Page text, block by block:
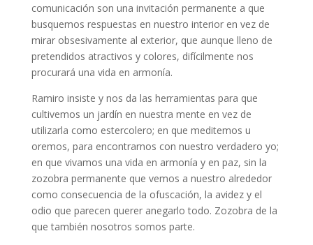
comunicación son una invitación permanente a que
busquemos respuestas en nuestro interior en vez de
mirar obsesivamente al exterior, que aunque lleno de
pretendidos atractivos y colores, difícilmente nos
procurará una vida en armonía.
Ramiro insiste y nos da las herramientas para que
cultivemos un jardín en nuestra mente en vez de
utilizarla como estercolero; en que meditemos u
oremos, para encontrarnos con nuestro verdadero yo;
en que vivamos una vida en armonía y en paz, sin la
zozobra permanente que vemos a nuestro alrededor
como consecuencia de la ofuscación, la avidez y el
odio que parecen querer anegarlo todo. Zozobra de la
que también nosotros somos parte.